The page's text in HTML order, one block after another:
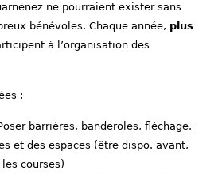
ne pourraient exister sans
bénévoles. Chaque année, plus
à l’organisation des
:
barrières, banderoles, fléchage.
et des espaces (être dispo. avant,
courses)